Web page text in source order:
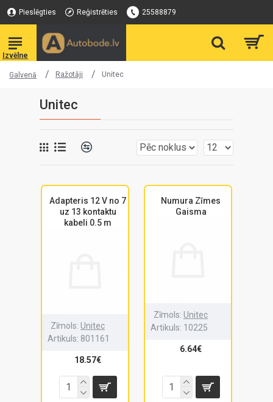
Pieslēgties Reģistrēties 25588879
Galvenā Ražotāji Unitec
Unitec
Adapteris 12 V no 7
uz 13 kontaktu
kabeli 0.5 m
Zīmols: Unitec
Artikuls: 801161
18.57€
Numura Zīmes
Gaisma
Zīmols: Unitec
Artikuls: 10225
6.64€